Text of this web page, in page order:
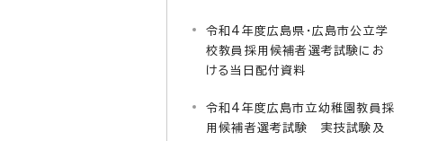
令和4年度広島県・広島市公立学
校教員採用候補者選考試験にお
ける当日配付資料
令和4年度広島市立幼稚園教員採
用候補者選考試験 実技試験及